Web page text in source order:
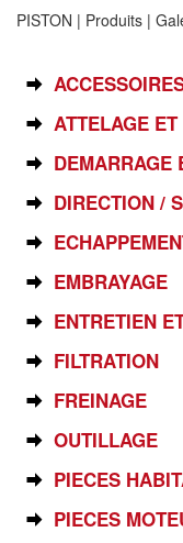
PISTON | Produits |
ATTELAGE
DEMARRAGE
DIRECTION /
EMBRAYAGE
ENTRETIEN
FILTRATION
FREINAGE
OUTILLAGE
PIECES
PIECES